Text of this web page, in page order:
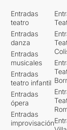
Entradas
teatro
Entradas
danza
Entradas
musicales
Entradas
teatro infantil
Entradas
ópera
Entradas
improvisación